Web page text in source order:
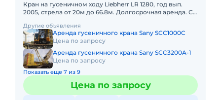
Кран на гусеничном ходу Liebherr LR 1280, год вып.
2005, стрела от 20м до 66.8м. Долгосрочная аренда. С
отчетных
Другие объявления
Аренда гусеничного крана Sany SCC1000C
Цена по запросу
Аренда гусеничного крана Sany SCC3200A-1
Цена по запросу
Показать еще 7 из 9
Цена по запросу